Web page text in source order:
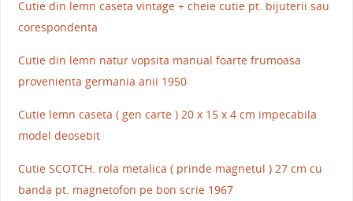
Cutie din lemn caseta vintage + cheie cutie pt. bijuterii sau
corespondenta
Cutie din lemn natur vopsita manual foarte frumoasa
provenienta germania anii 1950
Cutie lemn caseta ( gen carte ) 20 x 15 x 4 cm impecabila
model deosebit
Cutie SCOTCH. rola metalica ( prinde magnetul ) 27 cm cu
banda pt. magnetofon pe bon scrie 1967